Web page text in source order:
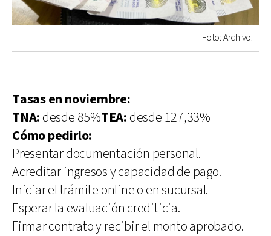
Foto: Archivo.
Tasas en noviembre:
TNA: desde 85%TEA: desde 127,33%
Cómo pedirlo:
Presentar documentación personal.
Acreditar ingresos y capacidad de pago.
Iniciar el trámite online o en sucursal.
Esperar la evaluación crediticia.
Firmar contrato y recibir el monto aprobado.